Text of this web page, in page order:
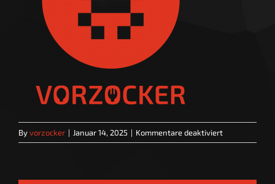
Byvorzocker | Januar 14, 2025 | Kommentare deaktiviertfür
VZ_Logo17_Rot